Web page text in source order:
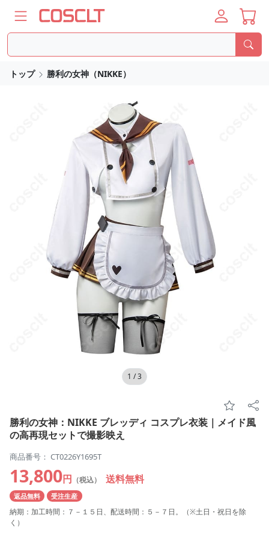
トップ 勝利の女神（NIKKE）
1 /3
勝利の女神：NIKKE ブレッディ コスプレ衣装｜メイド風
の高再現セットで撮影映え
商品番号： CT0226Y1695T
13,800円 （税込） 送料無料
返品無料 受注生産
納期：加工時間：７－１５日、配送時間：５－７日。（※土日・祝日を除
く）